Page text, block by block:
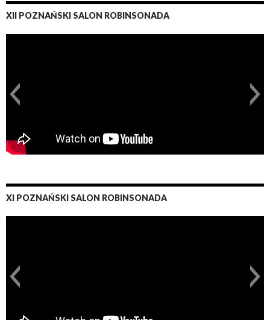
XII POZNAŃSKI SALON ROBINSONADA
XI POZNAŃSKI SALON ROBINSONADA